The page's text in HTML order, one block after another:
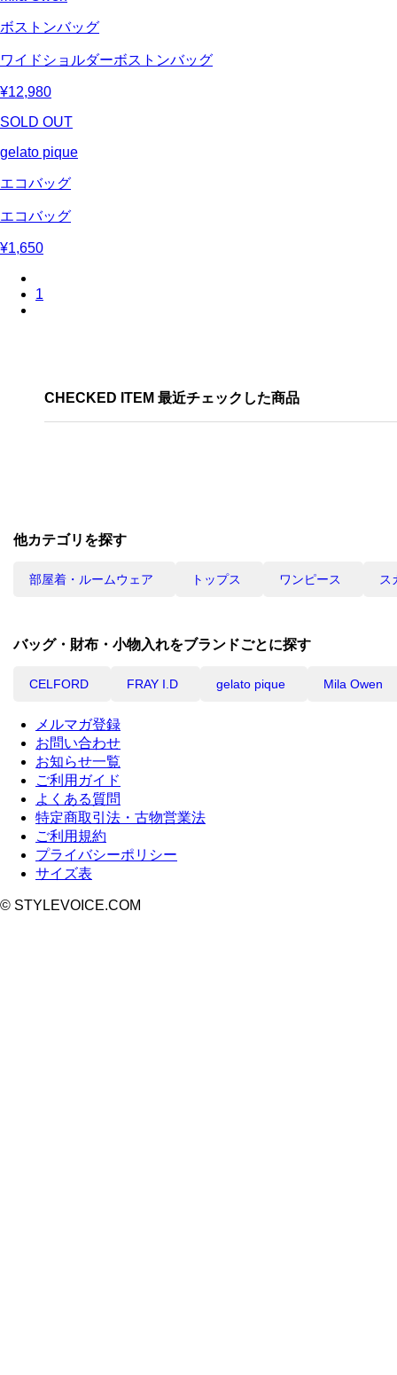
ボストンバッグ
ワイドショルダーボストンバッグ
¥12,980
SOLD OUT
gelato pique
エコバッグ
エコバッグ
¥1,650
1
CHECKED ITEM 最近チェックした商品
他カテゴリを探す
トップス ワンピース ス
部屋着・ルームウェア
バッグ・財布・小物入れをブランドごとに探す
CELFORD FRAY I.D gelato pique Mila Owen
メルマガ登録
お問い合わせ
お知らせ一覧
ご利用ガイド
よくある質問
特定商取引法・古物営業法
ご利用規約
プライバシーポリシー
サイズ表
© STYLEVOICE.COM